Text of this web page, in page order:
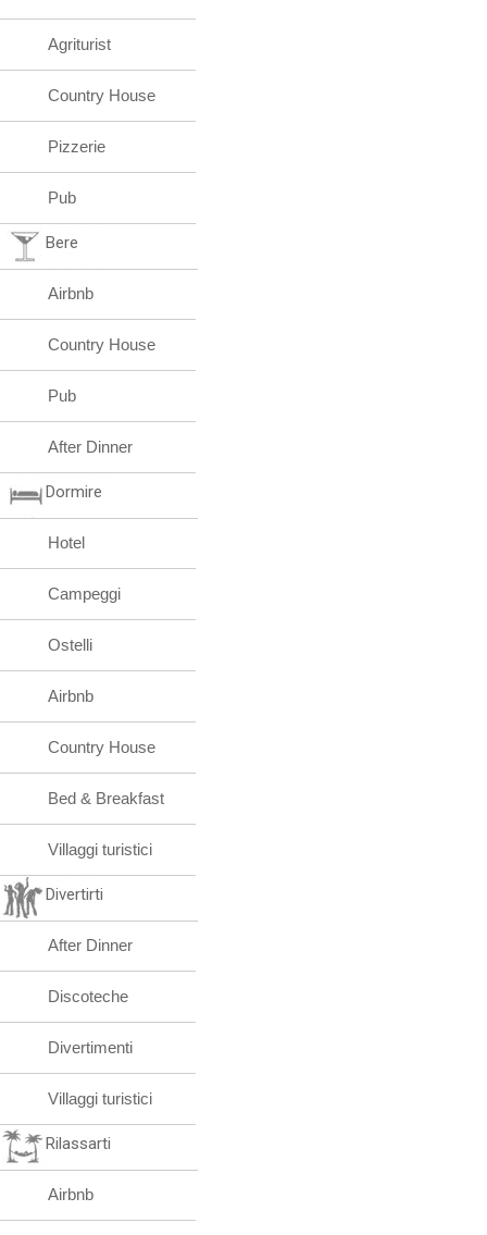
Agriturist
Country House
Pizzerie
Pub
Bere
Airbnb
Country House
Pub
After Dinner
Dormire
Hotel
Campeggi
Ostelli
Airbnb
Country House
Bed & Breakfast
Villaggi turistici
Divertirti
After Dinner
Discoteche
Divertimenti
Villaggi turistici
Rilassarti
Airbnb